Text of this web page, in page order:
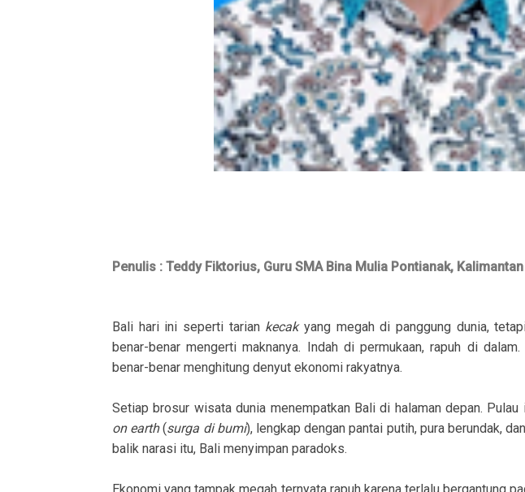
Penulis : Teddy Fiktorius, Guru SMA Bina Mulia Pontianak,
Bali hari ini seperti tarian kecakyang megah di panggung dunia,
benar-benar mengerti maknanya. Indah di permukaan, rapuh di
benar-benar menghitung denyut ekonomi rakyatnya.
Setiap brosur wisata dunia menempatkan Bali di halaman depan.
on earth(surga di bumi), lengkap dengan pantai putih, pura berundak,
balik narasi itu, Bali menyimpan paradoks.